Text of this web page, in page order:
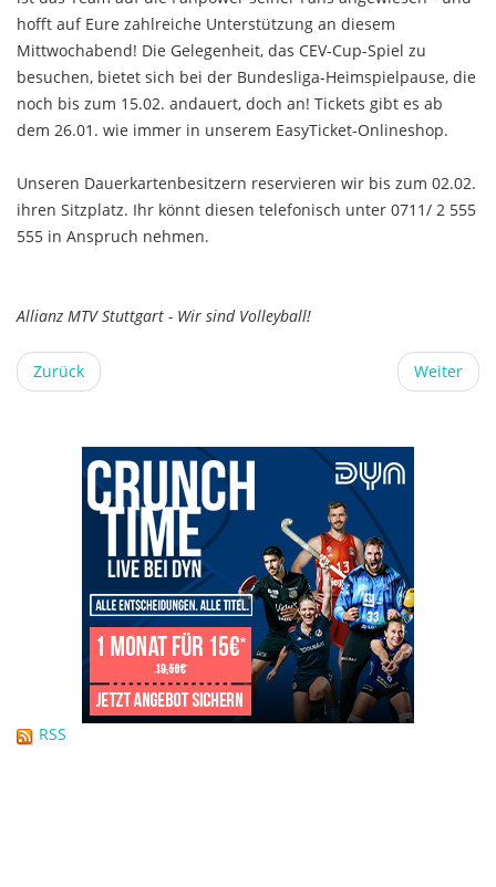
hofft auf Eure zahlreiche Unterstützung an diesem
Mittwochabend! Die Gelegenheit, das CEV-Cup-Spiel zu
besuchen, bietet sich bei der Bundesliga-Heimspielpause, die
noch bis zum 15.02. andauert, doch an! Tickets gibt es ab
dem 26.01. wie immer in unserem EasyTicket-Onlineshop.
Unseren Dauerkartenbesitzern reservieren wir bis zum 02.02.
ihren Sitzplatz. Ihr könnt diesen telefonisch unter 0711/ 2 555
555 in Anspruch nehmen.
Allianz MTV Stuttgart - Wir sind Volleyball!
Zurück Weiter
RSS